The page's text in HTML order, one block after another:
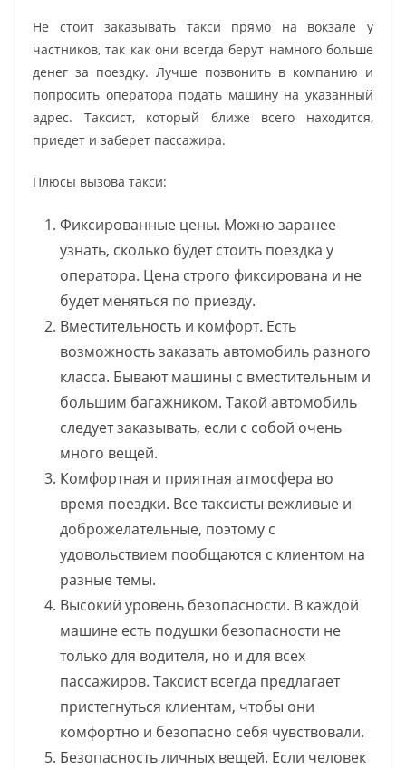
Не стоит заказывать такси прямо на вокзале у
частников, так как они всегда берут намного больше
денег за поездку. Лучше позвонить в компанию и
попросить оператора подать машину на указанный
адрес. Таксист, который ближе всего находится,
приедет и заберет пассажира.
Плюсы вызова такси:
Фиксированные цены. Можно заранее
узнать, сколько будет стоить поездка у
оператора. Цена строго фиксирована и не
будет меняться по приезду.
Вместительность и комфорт. Есть
возможность заказать автомобиль разного
класса. Бывают машины с вместительным и
большим багажником. Такой автомобиль
следует заказывать, если с собой очень
много вещей.
Комфортная и приятная атмосфера во
время поездки. Все таксисты вежливые и
доброжелательные, поэтому с
удовольствием пообщаются с клиентом на
разные темы.
Высокий уровень безопасности. В каждой
машине есть подушки безопасности не
только для водителя, но и для всех
пассажиров. Таксист всегда предлагает
пристегнуться клиентам, чтобы они
комфортно и безопасно себя чувствовали.
Безопасность личных вещей. Если человек